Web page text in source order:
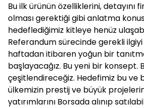
Bu ilk ürünün özelliklerini, detayını
olması gerektiği gibi anlatma
hedeflediğimiz kitleye henüz
Referandum sürecinde gerekli ilgiyi
haftadan itibaren yoğun bir
başlayacağız. Bu yeni bir konsept.
çeşitlendireceğiz. Hedefimiz bu ve
ülkemizin prestij ve büyük
yatırımlarını Borsada alınıp